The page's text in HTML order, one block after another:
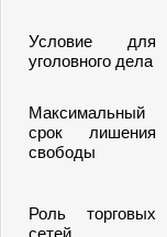
Условие для
уголовного дела
Максимальный
срок лишения
свободы
Роль торговых
сетей